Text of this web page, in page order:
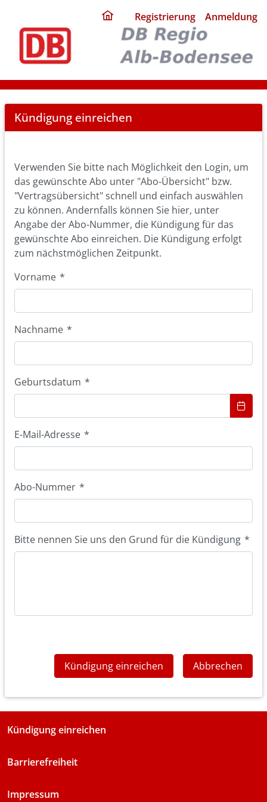
home
page
Registrierung Anmeldung
Cancel
Abo
Kündigung einreichen
Verwenden Sie bitte nach Möglichkeit den Login, um
das gewünschte Abo unter "Abo-Übersicht" bzw.
"Vertragsübersicht" schnell und einfach auswählen
zu können. Andernfalls können Sie hier, unter
Angabe der Abo-Nummer, die Kündigung für das
gewünschte Abo einreichen. Die Kündigung erfolgt
zum nächstmöglichen Zeitpunkt.
Vorname *
Nachname *
Geburtsdatum *
E-Mail-Adresse *
Abo-Nummer *
Bitte nennen Sie uns den Grund für die Kündigung *
Kündigung einreichen Abbrechen
Kündigung einreichen
Barrierefreiheit
Impressum